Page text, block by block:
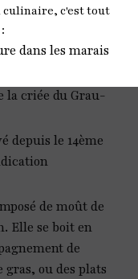
culinaire, c'est tout
dans les marais
la criée du Grau-
depuis le 14ème
de moût de
Elle se boit en
de
ou des plats